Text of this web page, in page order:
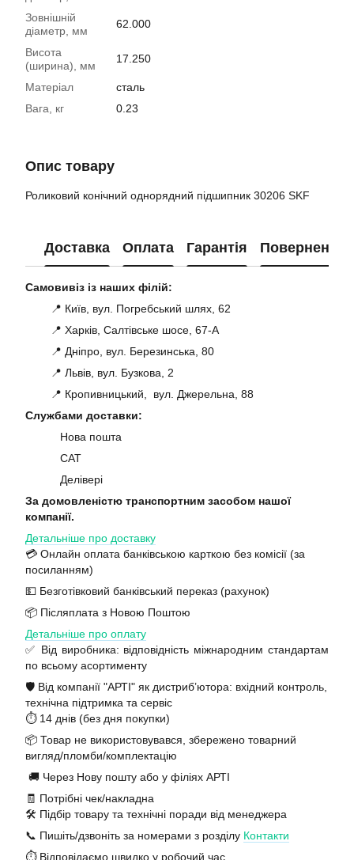
Зовнішній
діаметр, мм
62.000
Висота
(ширина), мм
17.250
Матеріал
сталь
Вага, кг
0.23
Опис товару
Роликовий конічний однорядний підшипник 30206 SKF
Доставка Оплата Гарантія Повернення
Самовивіз із наших філій:
📍 Київ, вул. Погребський шлях, 62
📍 Харків, Салтівське шосе, 67-А
📍 Дніпро, вул. Березинська, 80
📍 Львів, вул. Бузкова, 2
📍 Кропивницький, вул. Джерельна, 88
Службами доставки:
Нова пошта
САТ
Делівері
За домовленістю транспортним засобом нашої
компанії.
Детальніше про доставку
💳 Онлайн оплата банківською карткою без комісії (за
посиланням)
💵 Безготівковий банківський переказ (рахунок)
📦 Післяплата з Новою Поштою
Детальніше про оплату
✅ Від виробника: відповідність міжнародним стандартам
по всьому асортименту
🛡️ Від компанії "АРТІ" як дистриб’ютора: вхідний контроль,
технічна підтримка та сервіс
⏱️ 14 днів (без дня покупки)
📦 Товар не використовувався, збережено товарний
вигляд/пломби/комплектацію
🚚 Через Нову пошту або у філіях АРТІ
🧾 Потрібні чек/накладна
🛠️ Підбір товару та технічні поради від менеджера
📞 Пишіть/дзвоніть за номерами з розділу Контакти
⏱️ Відповідаємо швидко у робочий час